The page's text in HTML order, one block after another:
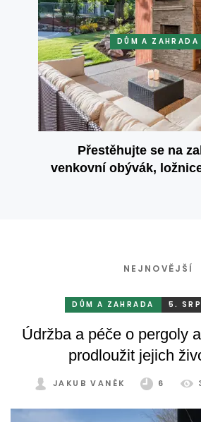
DŮM A ZAHRADA
Přestěhujte se na
venkovní obývák,
NEJNOVĚJŠÍ
DŮM A ZAHRADA 5.
Údržba a péče o pergoly
prodloužit jejich
JAKUB VANĚK 6